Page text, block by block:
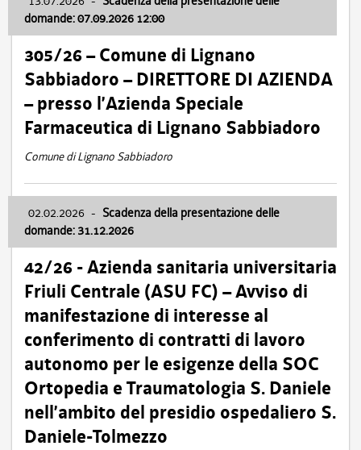
domande: 07.09.2026 12:00
305/26 – Comune di Lignano
Sabbiadoro – DIRETTORE DI AZIENDA
– presso l’Azienda Speciale
Farmaceutica di Lignano Sabbiadoro
Comune di Lignano Sabbiadoro
02.02.2026 - Scadenza della presentazione delle
domande: 31.12.2026
42/26 - Azienda sanitaria universitaria
Friuli Centrale (ASU FC) – Avviso di
manifestazione di interesse al
conferimento di contratti di lavoro
autonomo per le esigenze della SOC
Ortopedia e Traumatologia S. Daniele
nell’ambito del presidio ospedaliero S.
Daniele-Tolmezzo